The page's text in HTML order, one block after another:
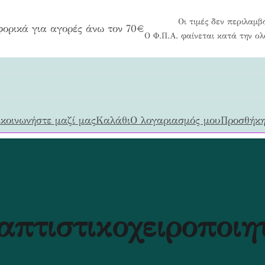
για αγορές άνω τον 70€
Οι τιμές δεν
Ο Φ.Π.Α. φαίνεται κατά την
μαζί μαςΚαλάθιΟ λογαριασμός μου